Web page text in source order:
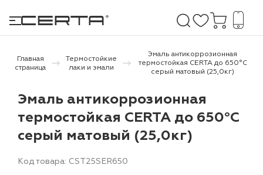
и дачи
бетону,
Главная
страница
Термостойкие
лаки и эмали
Эмаль антикоррозионная
термостойкая CERTA до 650°С
серый матовый (25,0кг)
Эмаль антикоррозионная
термостойкая CERTA до 650°С
серый матовый (25,0кг)
Код товара: CST25SER650